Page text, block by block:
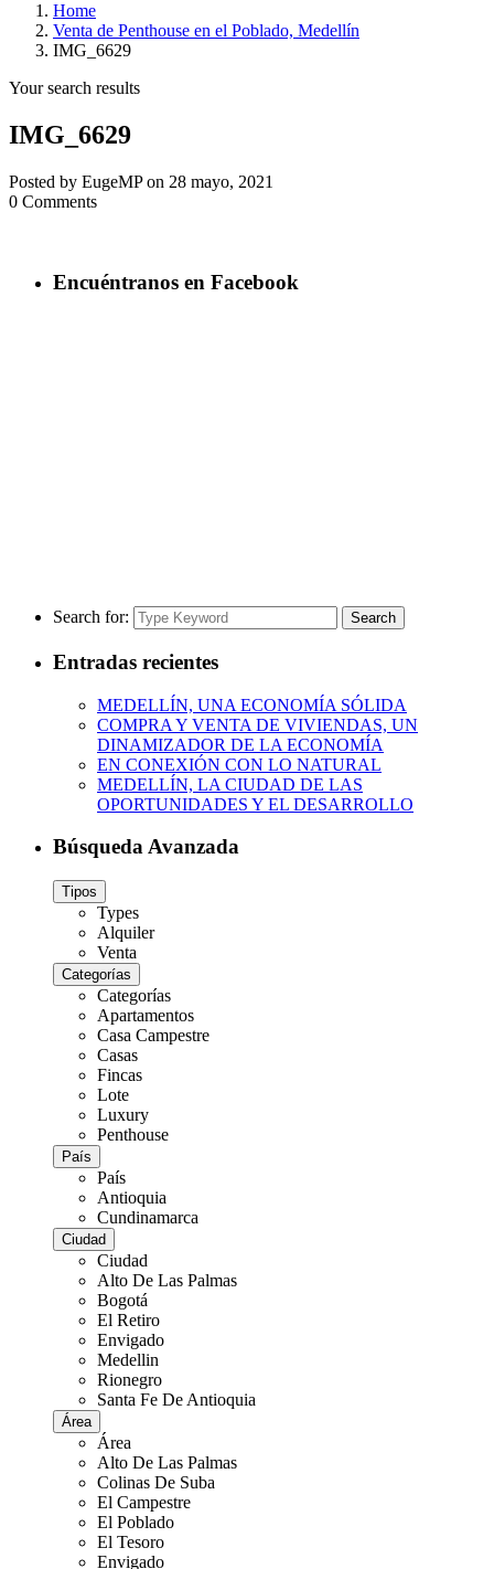
Home
Venta de Penthouse en el Poblado, Medellín
IMG_6629
Your search results
IMG_6629
Posted by EugeMP on 28 mayo, 2021
0 Comments
Encuéntranos en Facebook
Search for: Search
Entradas recientes
MEDELLÍN, UNA ECONOMÍA SÓLIDA
COMPRA Y VENTA DE VIVIENDAS, UN
DINAMIZADOR DE LA ECONOMÍA
EN CONEXIÓN CON LO NATURAL
MEDELLÍN, LA CIUDAD DE LAS
OPORTUNIDADES Y EL DESARROLLO
Búsqueda Avanzada
Tipos
Types
Alquiler
Venta
Categorías
Categorías
Apartamentos
Casa Campestre
Casas
Fincas
Lote
Luxury
Penthouse
País
País
Antioquia
Cundinamarca
Ciudad
Ciudad
Alto De Las Palmas
Bogotá
El Retiro
Envigado
Medellin
Rionegro
Santa Fe De Antioquia
Área
Área
Alto De Las Palmas
Colinas De Suba
El Campestre
El Poblado
El Tesoro
Envigado